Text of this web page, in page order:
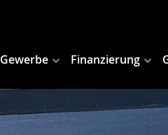
Gewerbe Finanzierung